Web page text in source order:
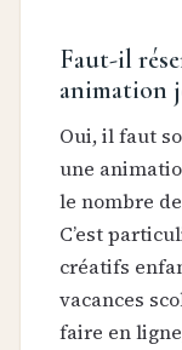
Faut-il
animation
Oui, il faut
une
le nombre
C’est
créatifs
vacances
faire en